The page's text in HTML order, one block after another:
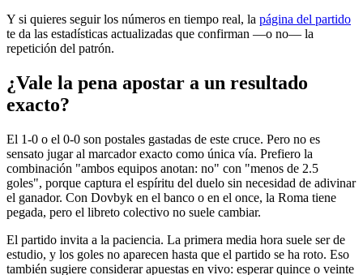
Y si quieres seguir los números en tiempo real, la página del partido
te da las estadísticas actualizadas que confirman —o no— la
repetición del patrón.
¿Vale la pena apostar a un resultado
exacto?
El 1-0 o el 0-0 son postales gastadas de este cruce. Pero no es
sensato jugar al marcador exacto como única vía. Prefiero la
combinación "ambos equipos anotan: no" con "menos de 2.5
goles", porque captura el espíritu del duelo sin necesidad de adivinar
el ganador. Con Dovbyk en el banco o en el once, la Roma tiene
pegada, pero el libreto colectivo no suele cambiar.
El partido invita a la paciencia. La primera media hora suele ser de
estudio, y los goles no aparecen hasta que el partido se ha roto. Eso
también sugiere considerar apuestas en vivo: esperar quince o veinte